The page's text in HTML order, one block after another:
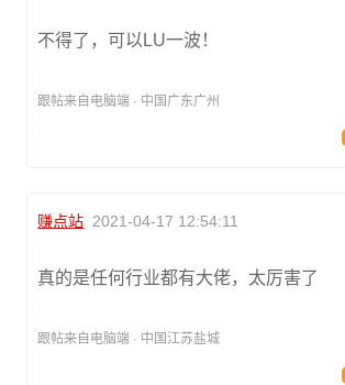
不得了，可以LU一波！
跟帖来自电脑端 · 中国广东广州
赚点站 2021-04-17 12:54:11
真的是任何行业都有大佬，太厉害了
跟帖来自电脑端 · 中国江苏盐城